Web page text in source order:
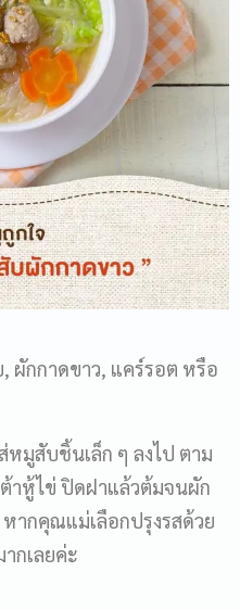
ผักกาดขาว, แคร์รอต หรือ
มูสับชิ้นเล็ก ๆ ลงไป ตาม
าหู้ไข่ ปิดฝาแล้วต้มจนผัก
ากคุณแม่เลือกปรุงรสด้วย
กเลยค่ะ